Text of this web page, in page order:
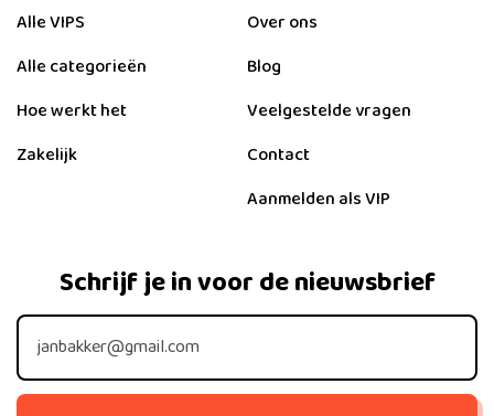
Alle VIPS
Alle categorieën
Hoe werkt het
Zakelijk
Over ons
Blog
Veelgestelde vragen
Contact
Aanmelden als VIP
Schrijf je in voor de nieuwsbrief